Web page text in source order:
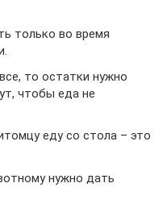
только во время
то остатки нужно
чтобы еда не
еду со стола – это
нужно дать